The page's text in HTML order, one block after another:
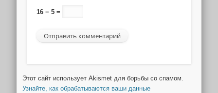
16 − 5 =
Этот сайт использует Akismet для борьбы со спамом.
Узнайте, как обрабатываются ваши данные